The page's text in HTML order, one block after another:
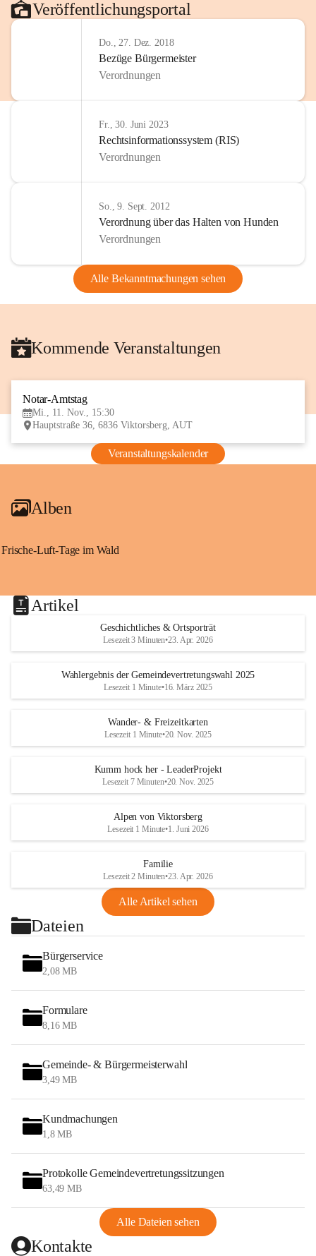
Veröffentlichungsportal
Do., 27. Dez. 2018
Bezüge Bürgermeister
Verordnungen
Fr., 30. Juni 2023
Rechtsinformationssystem (RIS)
Verordnungen
So., 9. Sept. 2012
Verordnung über das Halten von Hunden
Verordnungen
Alle Bekanntmachungen sehen
Kommende Veranstaltungen
Notar-Amtstag
Mi., 11. Nov., 15:30
Hauptstraße 36, 6836 Viktorsberg, AUT
Veranstaltungskalender
Alben
Frische-Luft-Tage im Wald
Artikel
Geschichtliches & Ortsporträt
Lesezeit 3 Minuten•23. Apr. 2026
Wahlergebnis der Gemeindevertretungswahl 2025
Lesezeit 1 Minute•16. März 2025
Wander- & Freizeitkarten
Lesezeit 1 Minute•20. Nov. 2025
Kumm hock her - LeaderProjekt
Lesezeit 7 Minuten•20. Nov. 2025
Alpen von Viktorsberg
Lesezeit 1 Minute•1. Juni 2026
Familie
Lesezeit 2 Minuten•23. Apr. 2026
Alle Artikel sehen
Dateien
Bürgerservice
2,08 MB
Formulare
8,16 MB
Gemeinde- & Bürgermeisterwahl
3,49 MB
Kundmachungen
1,8 MB
Protokolle Gemeindevertretungssitzungen
63,49 MB
Alle Dateien sehen
Kontakte